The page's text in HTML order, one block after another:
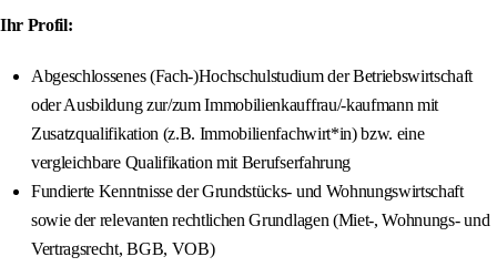
Ihr Profil:
Abgeschlossenes (Fach-)Hochschulstudium der Betriebswirtschaft
oder Ausbildung zur/zum Immobilienkauffrau/-kaufmann mit
Zusatzqualifikation (z.B. Immobilienfachwirt*in) bzw. eine
vergleichbare Qualifikation mit Berufserfahrung
Fundierte Kenntnisse der Grundstücks- und Wohnungswirtschaft
sowie der relevanten rechtlichen Grundlagen (Miet-, Wohnungs- und
Vertragsrecht, BGB, VOB)